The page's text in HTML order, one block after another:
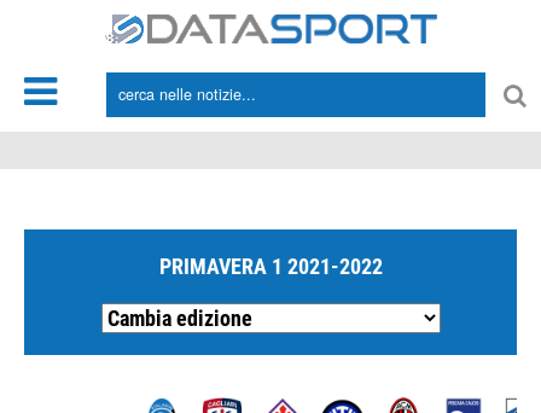
PRIMAVERA 1 2021-2022